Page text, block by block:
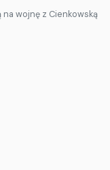
wojnę z Cienkowską